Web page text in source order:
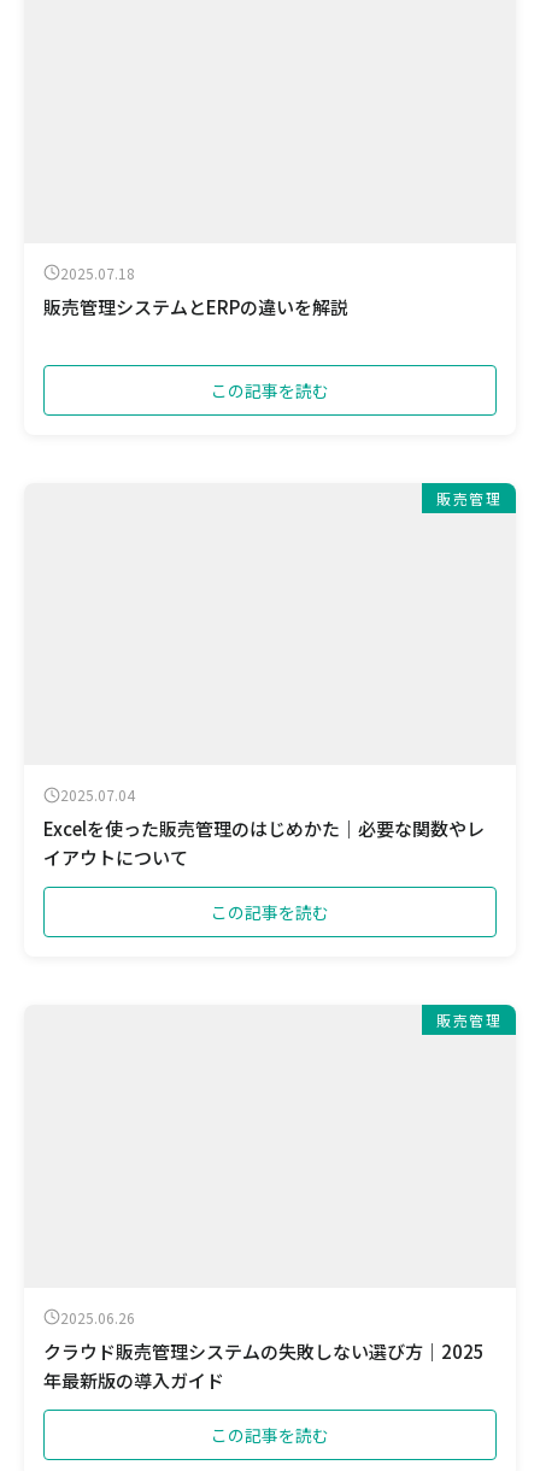
2025.07.18
販売管理システムとERPの違いを解説
この記事を読む
販売管理
2025.07.04
Excelを使った販売管理のはじめかた｜必要な関数やレ
イアウトについて
この記事を読む
販売管理
2025.06.26
クラウド販売管理システムの失敗しない選び方｜2025
年最新版の導入ガイド
この記事を読む